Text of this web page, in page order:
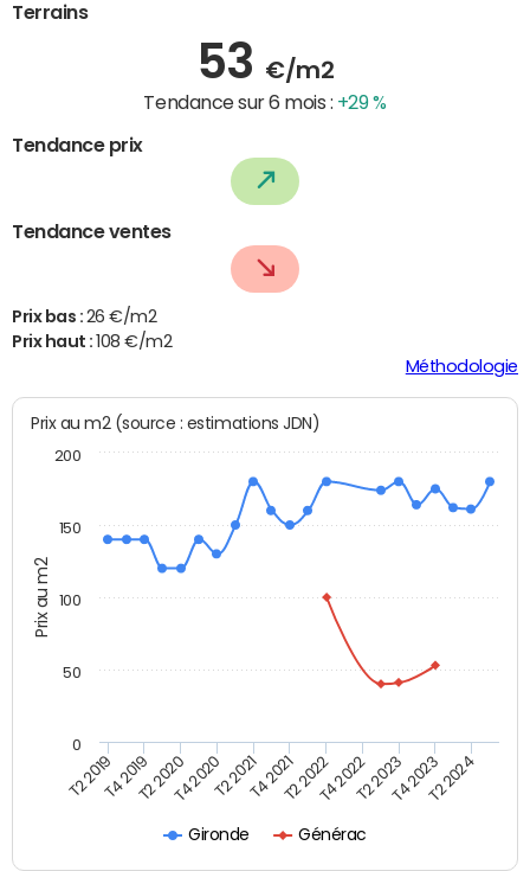
Terrains
53 €/m2
Tendance sur 6 mois : +29 %
Tendance prix
Tendance ventes
Prix bas : 26 €/m2
Prix haut : 108 €/m2
Méthodologie
Prix au m2
Prix au m2 (source : estimations JDN)
Gironde Générac
T2 2019T4 2019T2 2020T4 2020T2 2021T4 2021T2 2022T4 2022T2 2023T4 2023T2 2024
0
50
100
150
200